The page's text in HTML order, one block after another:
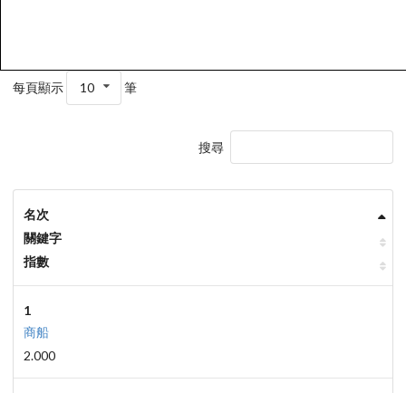
每頁顯示 10 筆
搜尋
名次
關鍵字
指數
1
商船
2.000